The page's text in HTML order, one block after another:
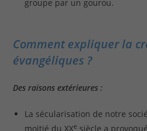
groupe par un gourou.
Comment expliquer la
évangéliques ?
Des raisons extérieures :
La sécularisation de notre
moitié du XXe siècle a